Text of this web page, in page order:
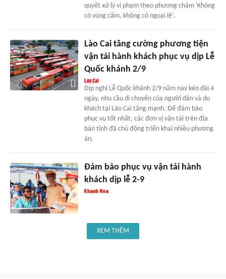
quyết xử lý vi phạm theo phương châm 'Không
có vùng cấm, không có ngoại lệ'.
Lào Cai tăng cường phương tiện
vận tải hành khách phục vụ dịp Lễ
Quốc khánh 2/9
Dịp nghỉ Lễ Quốc khánh 2/9 năm nay kéo dài 4
ngày, nhu cầu di chuyển của người dân và du
khách tại Lào Cai tăng mạnh. Để đảm bảo
phục vụ tốt nhất, các đơn vị vận tải trên địa
bàn tỉnh đã chủ động triển khai nhiều phương
án.
Đảm bảo phục vụ vận tải hành
khách dịp lễ 2-9
XEM THÊM